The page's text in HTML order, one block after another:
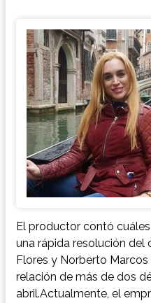
El productor contó
una rápida resolución
Flores y Norberto
relación de más de dos
abril.Actualmente, el